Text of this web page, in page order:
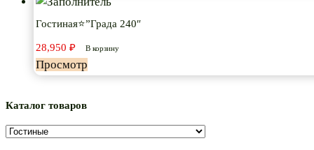
Гостиная⭐”Града 240″
28,950 ₽ В корзину
Просмотр
Каталог товаров